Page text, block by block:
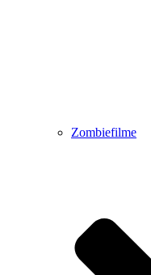
Zombiefilme